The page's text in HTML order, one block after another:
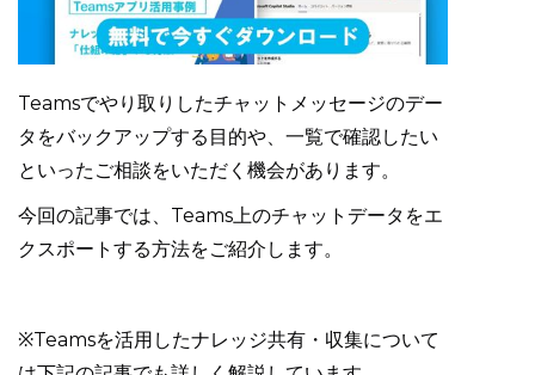
Teamsでやり取りしたチャットメッセージのデー
タをバックアップする目的や、一覧で確認したい
といったご相談をいただく機会があります。
今回の記事では、Teams上のチャットデータをエ
クスポートする方法をご紹介します。
※Teamsを活用したナレッジ共有・収集について